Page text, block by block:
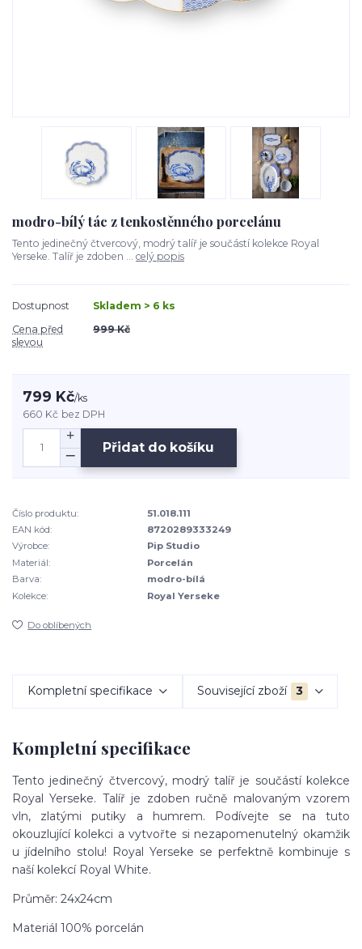
modro-bílý tác z tenkostěnného porcelánu
Tento jedinečný čtvercový, modrý talíř je součástí kolekce Royal
Yerseke. Talíř je zdoben ... celý popis
Dostupnost
Skladem > 6 ks
Cena před
slevou
999 Kč
799 Kč/ks
660 Kč bez DPH
Přidat do košíku
Číslo produktu:
51.018.111
EAN kód:
8720289333249
Výrobce:
Pip Studio
Materiál:
Porcelán
Barva:
modro-bílá
Kolekce:
Royal Yerseke
Do oblíbených
Kompletní specifikace Související zboží 3
Kompletní specifikace
Tento jedinečný čtvercový, modrý talíř je součástí kolekce
Royal Yerseke. Talíř je zdoben ručně malovaným vzorem
vln, zlatými putiky a humrem. Podívejte se na tuto
okouzlující kolekci a vytvořte si nezapomenutelný okamžik
u jídelního stolu! Royal Yerseke se perfektně kombinuje s
naší kolekcí Royal White.
Průměr: 24x24cm
Materiál 100% porcelán